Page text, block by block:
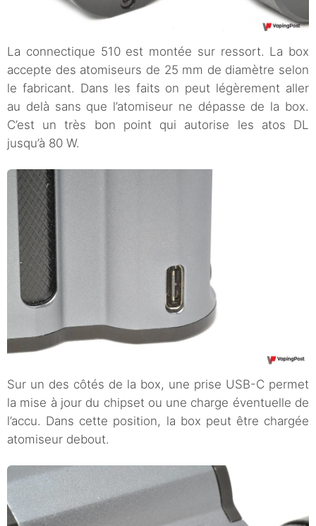
La connectique 510 est montée sur ressort. La box
accepte des atomiseurs de 25 mm de diamètre selon
le fabricant. Dans les faits on peut légèrement aller
au delà sans que l’atomiseur ne dépasse de la box.
C’est un très bon point qui autorise les atos DL
jusqu’à 80 W.
Sur un des côtés de la box, une prise USB-C permet
la mise à jour du chipset ou une charge éventuelle de
l’accu. Dans cette position, la box peut être chargée
atomiseur debout.